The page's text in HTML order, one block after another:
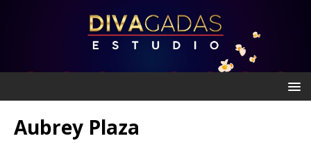
Aubrey Plaza